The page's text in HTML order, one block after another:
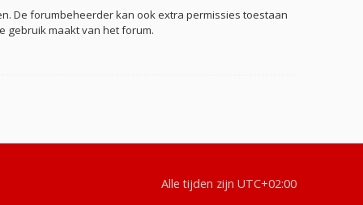
De forumbeheerder kan ook extra permissies toestaan
gebruik maakt van het forum.
Alle tijden zijn UTC+02:00